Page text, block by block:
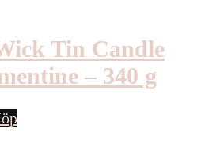
Tin Candle
– 340 g